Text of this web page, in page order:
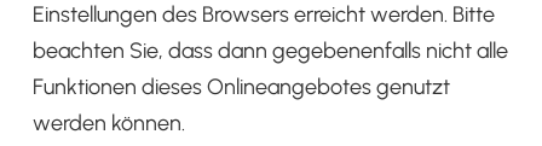
Einstellungen des Browsers erreicht werden. Bitte
beachten Sie, dass dann gegebenenfalls nicht alle
Funktionen dieses Onlineangebotes genutzt
werden können.